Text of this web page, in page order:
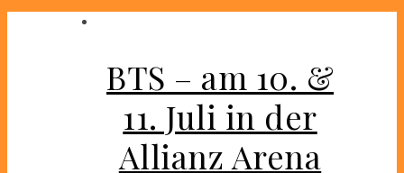
BTS – am 10. &
11. Juli in der
Allianz Arena